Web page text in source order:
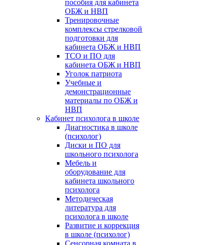
пособия для кабинета
ОБЖ и НВП
Тренировочные
комплексы стрелковой
подготовки для
кабинета ОБЖ и НВП
ТСО и ПО для
кабинета ОБЖ и НВП
Уголок патриота
Учебные и
демонстрационные
материалы по ОБЖ и
НВП
Кабинет психолога в школе
Диагностика в школе
(психолог)
Диски и ПО для
школьного психолога
Мебель и
оборудование для
кабинета школьного
психолога
Методическая
литература для
психолога в школе
Развитие и коррекция
в школе (психолог)
Сенсорная комната в